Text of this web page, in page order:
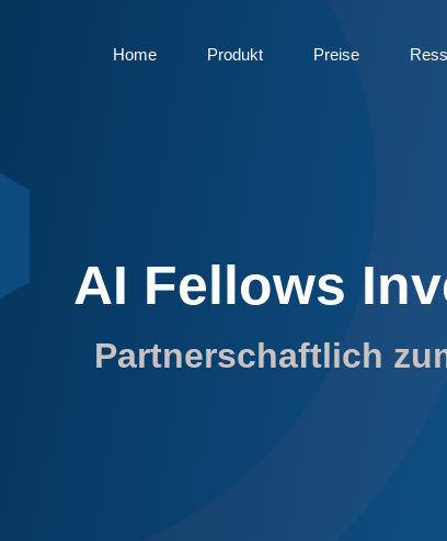
Home Produkt Preise
AI Fellows
Partnerschaftlich